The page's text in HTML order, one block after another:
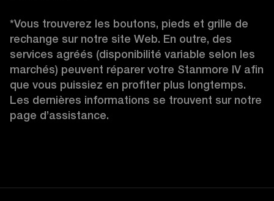
*Vous trouverez les boutons, pieds et grille de
rechange sur notre site Web. En outre, des
services agréés (disponibilité variable selon les
marchés) peuvent réparer votre Stanmore IV afin
que vous puissiez en profiter plus longtemps.
Les dernières informations se trouvent sur notre
page d’assistance.